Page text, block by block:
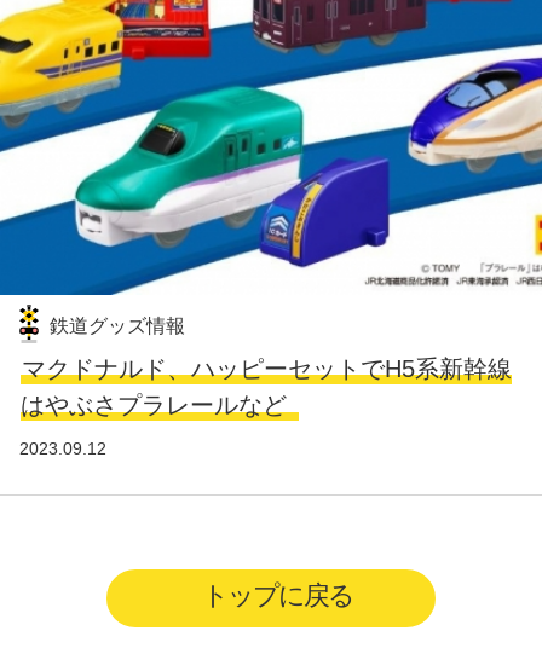
鉄道グッズ情報
マクドナルド、ハッピーセットでH5系新幹線
はやぶさプラレールなど
2023.09.12
トップに戻る